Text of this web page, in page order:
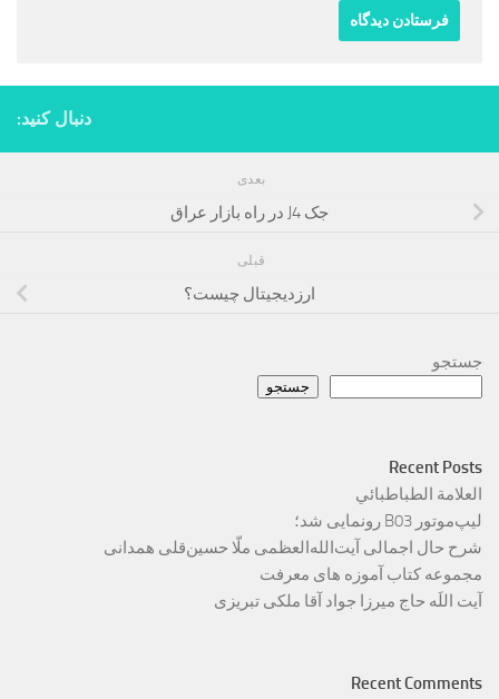
دنبال کنید:
بعدی
جک J4 در راه بازار عراق
قبلی
ارزدیجیتال چیست؟
جستجو
جستجو
Recent Posts
العلامة الطباطبائي
لیپ‌موتور B03 رونمایی شد؛
شرح حال اجمالی آیت‌الله‌العظمی ملّا حسین‌قلی همدانی
مجموعه کتاب آموزه های معرفت
آیت اللَه حاج میرزا جواد آقا ملکی تبریزی
Recent Comments